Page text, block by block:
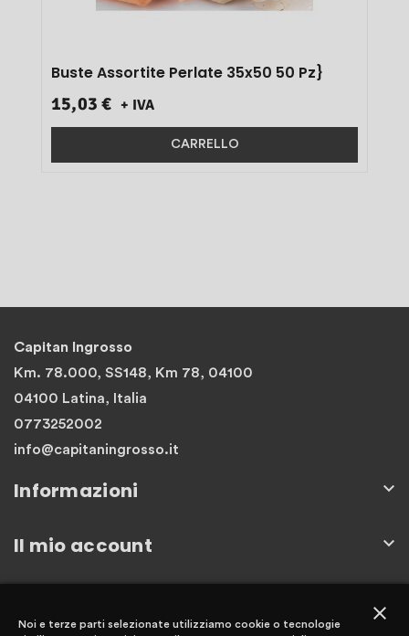
Buste Assortite Perlate 35x50 50 Pz}
15,03 € + IVA
CARRELLO
Capitan Ingrosso
Km. 78.000, SS148, Km 78, 04100
04100 Latina, Italia
0773252002
info@capitaningrosso.it
Informazioni 
Il mio account 
close
Noi e terze parti selezionate utilizziamo cookie o tecnologie